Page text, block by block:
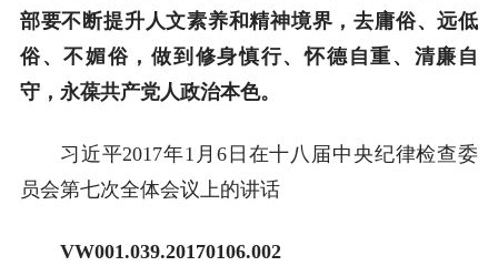
部要不断提升人文素养和精神境界，去庸俗、远低
俗、不媚俗，做到修身慎行、怀德自重、清廉自
守，永葆共产党人政治本色。
习近平2017年1月6日在十八届中央纪律检查委
员会第七次全体会议上的讲话
VW001.039.20170106.002